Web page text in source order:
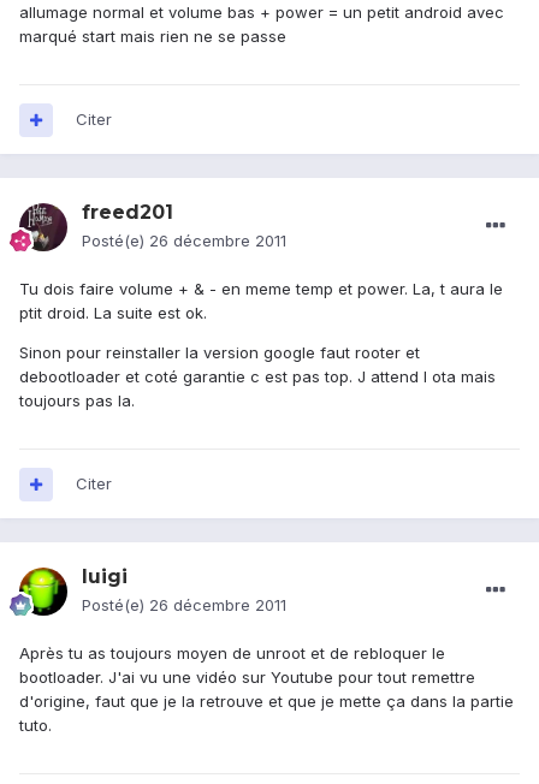
allumage normal et volume bas + power = un petit android avec
marqué start mais rien ne se passe
Citer
freed201
Posté(e) 26 décembre 2011
Tu dois faire volume + & - en meme temp et power. La, t aura le
ptit droid. La suite est ok.
Sinon pour reinstaller la version google faut rooter et
debootloader et coté garantie c est pas top. J attend l ota mais
toujours pas la.
Citer
luigi
Posté(e) 26 décembre 2011
Après tu as toujours moyen de unroot et de rebloquer le
bootloader. J'ai vu une vidéo sur Youtube pour tout remettre
d'origine, faut que je la retrouve et que je mette ça dans la partie
tuto.